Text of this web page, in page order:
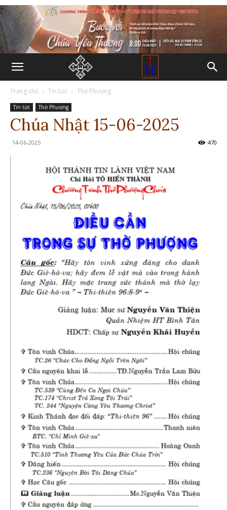
Trang chủ Tin tức Thờ Phượng
Tin tức Thờ Phượng
Chúa Nhật 15-06-2025
14-06-2025 470